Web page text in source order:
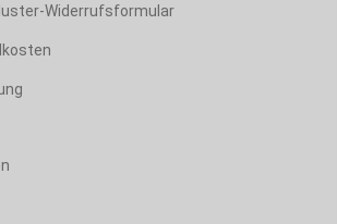
Widerrufsformular